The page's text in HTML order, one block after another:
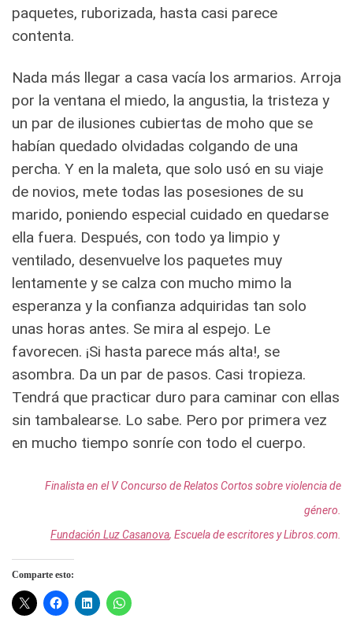
paquetes, ruborizada, hasta casi parece
contenta.
Nada más llegar a casa vacía los armarios. Arroja
por la ventana el miedo, la angustia, la tristeza y
un par de ilusiones cubiertas de moho que se
habían quedado olvidadas colgando de una
percha. Y en la maleta, que solo usó en su viaje
de novios, mete todas las posesiones de su
marido, poniendo especial cuidado en quedarse
ella fuera. Después, con todo ya limpio y
ventilado, desenvuelve los paquetes muy
lentamente y se calza con mucho mimo la
esperanza y la confianza adquiridas tan solo
unas horas antes. Se mira al espejo. Le
favorecen. ¡Si hasta parece más alta!, se
asombra. Da un par de pasos. Casi tropieza.
Tendrá que practicar duro para caminar con ellas
sin tambalearse. Lo sabe. Pero por primera vez
en mucho tiempo sonríe con todo el cuerpo.
Finalista en el V Concurso de Relatos Cortos sobre violencia de
género.
Fundación Luz Casanova, Escuela de escritores y Libros.com.
Comparte esto: